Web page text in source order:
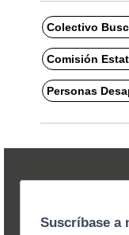
Colectivo
Comisión
Personas